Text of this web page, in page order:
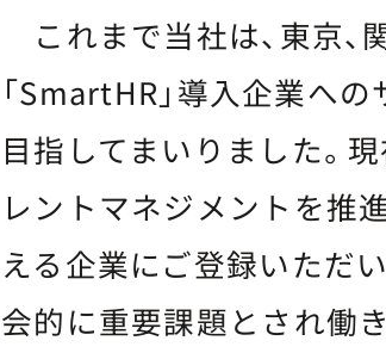
これまで当社は、東京、
「SmartHR」導入企業へ
目指してまいりました。
レントマネジメントを推
える企業にご登録いただ
会的に重要課題とされ働